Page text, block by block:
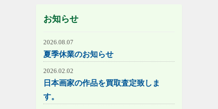
お知らせ
2026.08.07
夏季休業のお知らせ
2026.02.02
日本画家の作品を買取査定致しま
す。